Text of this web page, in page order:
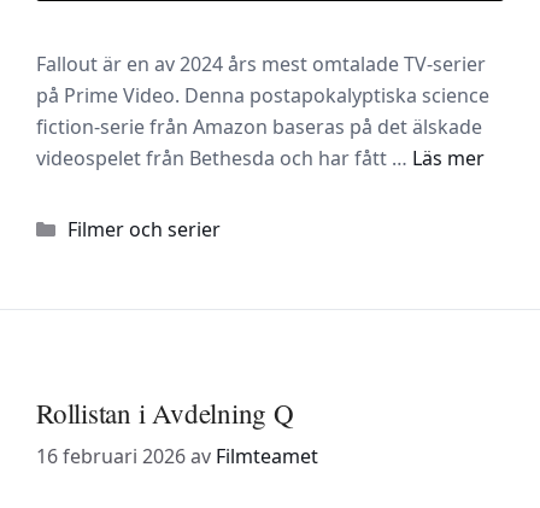
Fallout är en av 2024 års mest omtalade TV-serier
på Prime Video. Denna postapokalyptiska science
fiction-serie från Amazon baseras på det älskade
videospelet från Bethesda och har fått … Läs mer
Kategorier
Filmer och serier
Rollistan i Avdelning Q
16 februari 2026av Filmteamet